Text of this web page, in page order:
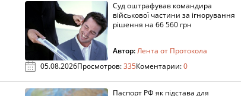
Суд оштрафував командира
військової частини за ігнорування
рішення на 66 560 грн
Автор:Лента от Протокола
05.08.2026Просмотров:335Коментарии:0
Паспорт РФ як підстава для